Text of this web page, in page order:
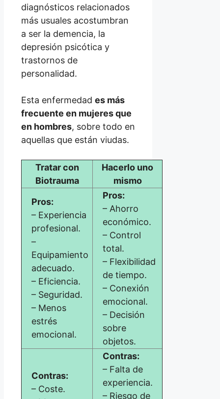
diagnósticos relacionados
más usuales acostumbran
a ser la demencia, la
depresión psicótica y
trastornos de
personalidad.
Esta enfermedad es más
frecuente en mujeres que
en hombres, sobre todo en
aquellas que están viudas.
Tratar con
Biotrauma
Hacerlo uno
mismo
Pros:
– Experiencia
profesional.
–
Equipamiento
adecuado.
– Eficiencia.
– Seguridad.
– Menos
estrés
emocional.
Pros:
– Ahorro
económico.
– Control
total.
– Flexibilidad
de tiempo.
– Conexión
emocional.
– Decisión
sobre
objetos.
Contras:
– Coste.
Contras:
– Falta de
experiencia.
– Riesgo de